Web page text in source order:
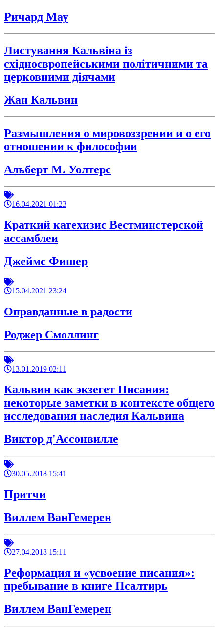
Ричард Мау
Листування Кальвіна із
східноєвропейськими політичними та
церковними діячами
Жан Кальвин
Размышления о мировоззрении и о его
отношении к философии
Альберт М. Уолтерс
16.04.2021 01:23
Краткий катехизис Вестминстерской
ассамблеи
Джеймс Фишер
15.04.2021 23:24
Оправданные в радости
Роджер Смоллинг
13.01.2019 02:11
Кальвин как экзегет Писания:
некоторые заметки в контексте общего
исследования наследия Кальвина
Виктор д'Ассонвилле
30.05.2018 15:41
Притчи
Виллем ВанГемерен
27.04.2018 15:11
Реформация и «усвоение писания»:
пребывание в книге Псалтирь
Виллем ВанГемерен